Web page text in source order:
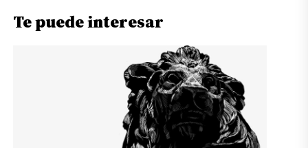
Te puede interesar